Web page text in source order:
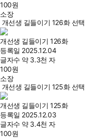
100원
소장
개선생 길들이기 126화 선택
개선생 길들이기 126화
등록일 2025.12.04
글자수 약 3.3천 자
100원
소장
개선생 길들이기 125화 선택
개선생 길들이기 125화
등록일 2025.12.03
글자수 약 3.4천 자
100원